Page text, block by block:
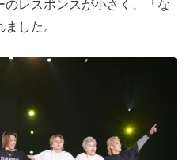
レスポンスが小さく、「な
した。